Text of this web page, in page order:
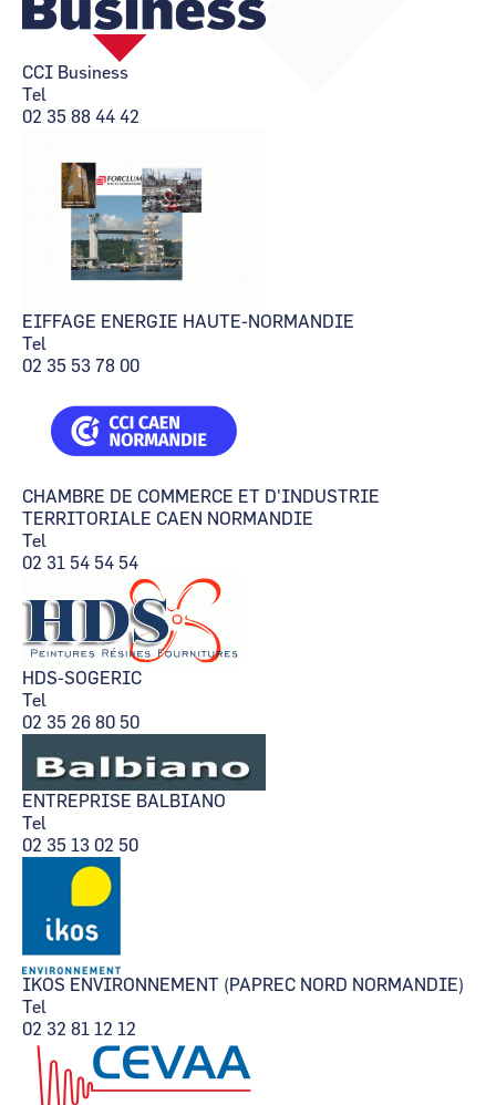
CCI Business
Pays de la Loire
CCI Business
Pays de la Loire
CCI Business
Tel
02 35 88 44 42
EIFFAGE ENERGIE HAUTE-NORMANDIE
Tel
02 35 53 78 00
CHAMBRE DE COMMERCE ET D'INDUSTRIE
TERRITORIALE CAEN NORMANDIE
Tel
02 31 54 54 54
HDS-SOGERIC
Tel
02 35 26 80 50
ENTREPRISE BALBIANO
Tel
02 35 13 02 50
IKOS ENVIRONNEMENT (PAPREC NORD NORMANDIE)
Tel
02 32 81 12 12